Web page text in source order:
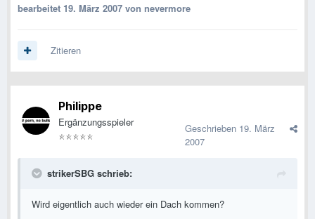
bearbeitet 19. März 2007 von nevermore
Zitieren
Philippe
Ergänzungsspieler Geschrieben 19. März
2007
strikerSBG schrieb:
Wird eigentlich auch wieder ein Dach kommen?